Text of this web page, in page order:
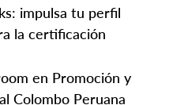
impulsa tu perfil
la certificación
en Promoción y
Colombo Peruana